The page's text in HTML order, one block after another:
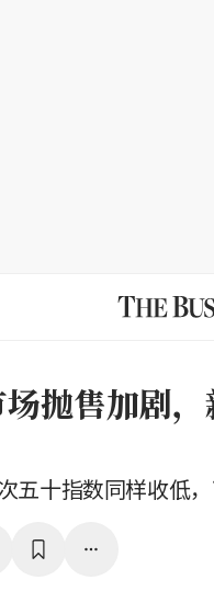
抛售加剧
五十指数同样收低